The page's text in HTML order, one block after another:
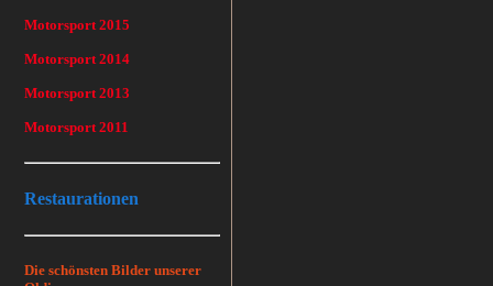
Motorsport 2015
Motorsport 2014
Motorsport 2013
Motorsport 2011
Restaurationen
Die schönsten Bilder unserer